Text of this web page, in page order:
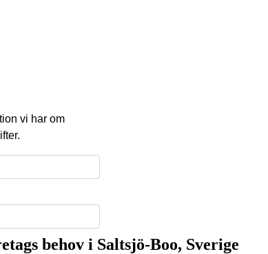
vi har om
behov i Saltsjö-Boo, Sverige